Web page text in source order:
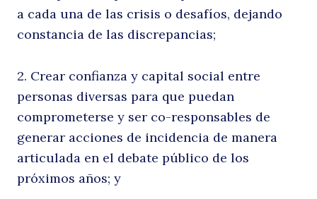
a cada una de las crisis o desafíos, dejando
constancia de las discrepancias;
2. Crear confianza y capital social entre
personas diversas para que puedan
comprometerse y ser co-responsables de
generar acciones de incidencia de manera
articulada en el debate público de los
próximos años; y